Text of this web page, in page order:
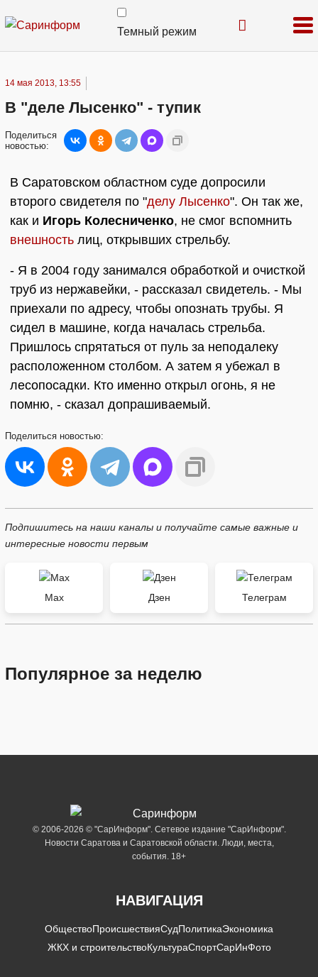
Темный режим
14 мая 2013, 13:55
В "деле Лысенко" - тупик
Поделиться
новостью:
В Саратовском областном суде допросили
второго свидетеля по "делу Лысенко". Он так же,
как и Игорь Колесниченко, не смог вспомнить
внешность лиц, открывших стрельбу.
- Я в 2004 году занимался обработкой и очисткой
труб из нержавейки, - рассказал свидетель. - Мы
приехали по адресу, чтобы опознать трубы. Я
сидел в машине, когда началась стрельба.
Пришлось спрятаться от пуль за неподалеку
расположенном столбом. А затем я убежал в
лесопосадки. Кто именно открыл огонь, я не
помню, - сказал допрашиваемый.
Поделиться новостью:
Подпишитесь на наши каналы и получайте самые важные и
интересные новости первым
Max Дзен Телеграм
Популярное за неделю
© 2006-2026 © "СарИнформ". Сетевое издание "СарИнформ".
Новости Саратова и Саратовской области. Люди, места,
события. 18+
НАВИГАЦИЯ
ОбществоПроисшествияСудПолитикаЭкономика
ЖКХ и строительствоКультураСпортСарИнФото